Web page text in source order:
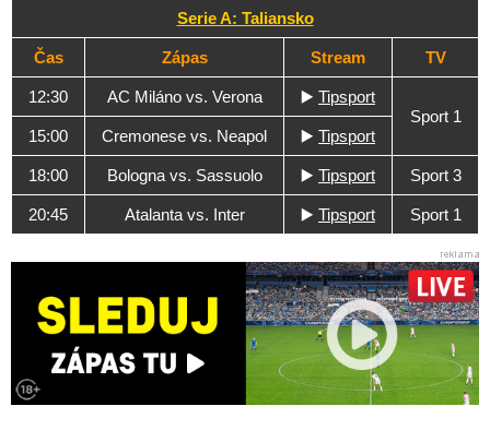
Serie A: Taliansko
Čas Zápas Stream TV
12:30 AC Miláno vs. Verona ▶️ Tipsport
Sport 1
15:00
Cremonese vs. Neapol ▶️ Tipsport
18:00 Bologna vs. Sassuolo ▶️ Tipsport Sport 3
20:45 Atalanta vs. Inter ▶️ Tipsport Sport 1